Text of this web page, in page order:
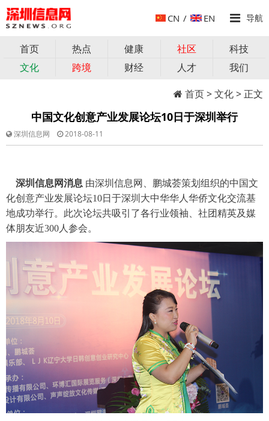
CN / EN 导航
首页 热点 健康 社区
科技
文化
跨境 财经 人才
我们
首页>文化> 正文
中国文化创意产业发展论坛10日于深圳举行
深圳信息网 2018-08-11
深圳信息网消息 由深圳信息网、鹏城荟策划组织的中国文
化创意产业发展论坛10日于深圳大中华华人华侨文化交流基
地成功举行。此次论坛共吸引了各行业领袖、社团精英及媒
体朋友近300人参会。